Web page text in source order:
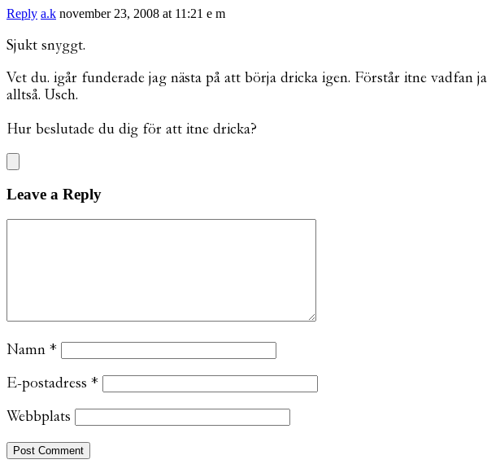
Reply a.k november 23, 2008 at 11:21 e m
Sjukt snyggt.
Vet du. igår funderade jag nästa på att börja dricka igen. Förstår itne
alltså. Usch.
Hur beslutade du dig för att itne dricka?
Leave a Reply
Namn *
E-postadress *
Webbplats